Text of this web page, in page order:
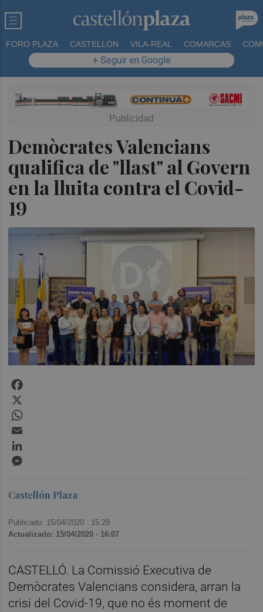
FORO PLAZA CASTELLÓN VILA-REAL COMARCAS
+ Seguir en Google
Demòcrates Valencians
qualifica de "llast" al Govern
en la lluita contra el Covid-
19
Castellón Plaza
Publicado: 15/04/2020 · 15:29
Actualizado: 15/04/2020 · 16:07
CASTELLÓ. La Comissió Executiva de
Demòcrates Valencians considera, arran la
crisi del Covid-19, que no és moment de